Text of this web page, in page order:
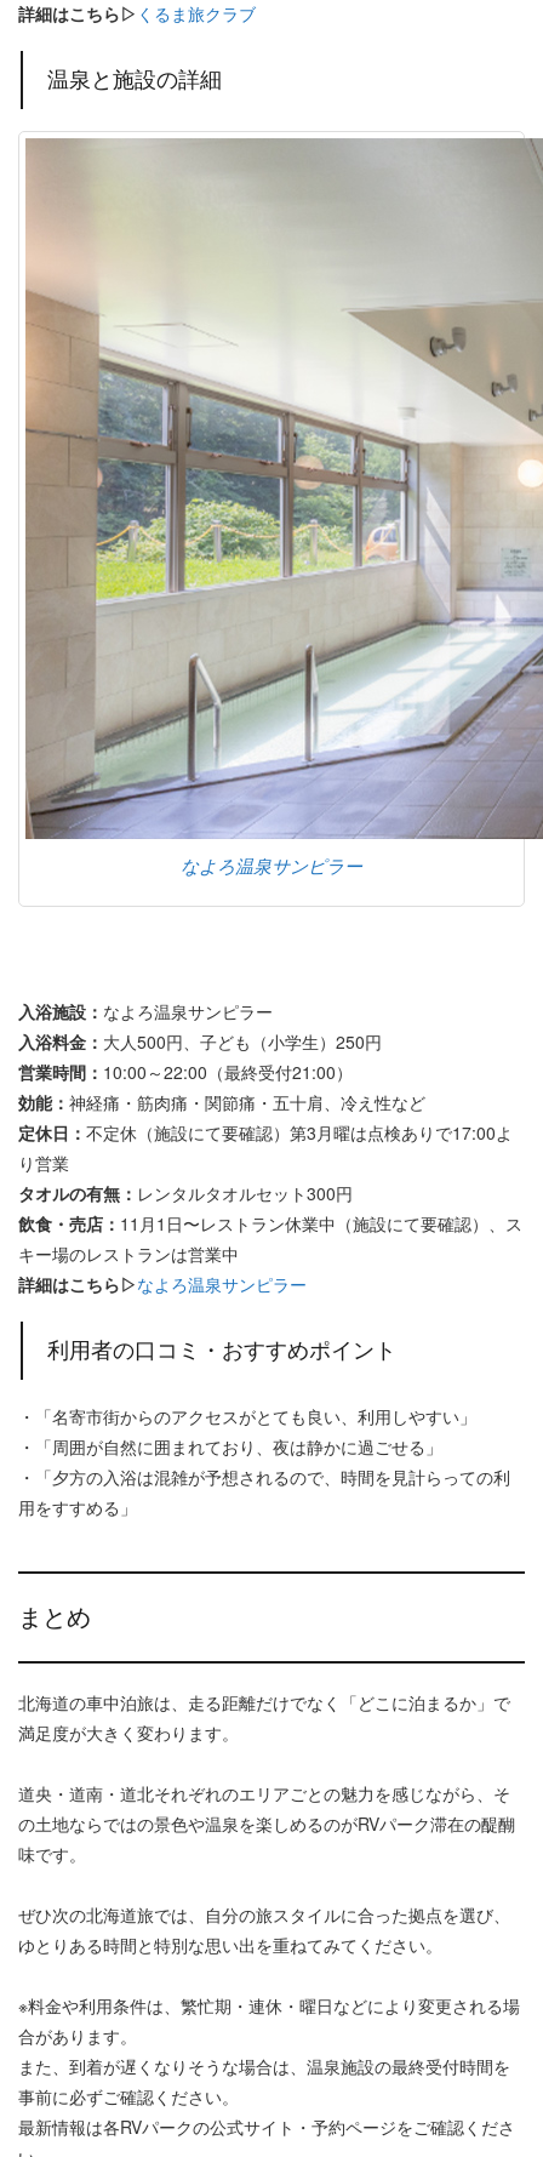
詳細はこちら▷ くるま旅クラブ
温泉と施設の詳細
なよろ温泉サンピラー
入浴施設： なよろ温泉サンピラー
入浴料金： 大人500円、子ども（小学生）250円
営業時間： 10:00～22:00（最終受付21:00）
効能： 神経痛・筋肉痛・関節痛・五十肩、冷え性など
定休日： 不定休（施設にて要確認）第3月曜は点検ありで17:00よ
り営業
タオルの有無： レンタルタオルセット300円
飲食・売店： 11月1日〜レストラン休業中（施設にて要確認）、ス
キー場のレストランは営業中
詳細はこちら▷なよろ温泉サンピラー
利用者の口コミ・おすすめポイント
・「名寄市街からのアクセスがとても良い、利用しやすい」
・「周囲が自然に囲まれており、夜は静かに過ごせる」
・「夕方の入浴は混雑が予想されるので、時間を見計らっての利
用をすすめる」
まとめ
北海道の車中泊旅は、走る距離だけでなく「どこに泊まるか」で
満足度が大きく変わります。
道央・道南・道北それぞれのエリアごとの魅力を感じながら、そ
の土地ならではの景色や温泉を楽しめるのがRVパーク滞在の醍醐
味です。
ぜひ次の北海道旅では、自分の旅スタイルに合った拠点を選び、
ゆとりある時間と特別な思い出を重ねてみてください。
※料金や利用条件は、繁忙期・連休・曜日などにより変更される場
合があります。
また、到着が遅くなりそうな場合は、温泉施設の最終受付時間を
事前に必ずご確認ください。
最新情報は各RVパークの公式サイト・予約ページをご確認くださ